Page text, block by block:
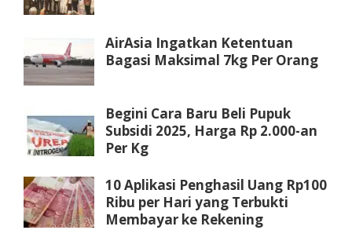
AirAsia Ingatkan Ketentuan
Bagasi Maksimal 7kg Per Orang
Begini Cara Baru Beli Pupuk
Subsidi 2025, Harga Rp 2.000-an
Per Kg
10 Aplikasi Penghasil Uang Rp100
Ribu per Hari yang Terbukti
Membayar ke Rekening